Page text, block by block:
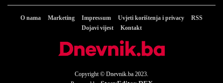
O nama Marketing Impressum Uvjeti korištenja i privacy
RSS
Dojavi vijest
Kontakt
Copyright © Dnevnik.ba 2023.